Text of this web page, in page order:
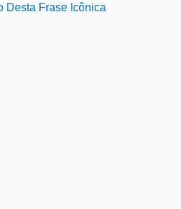
Desta Frase Icônica